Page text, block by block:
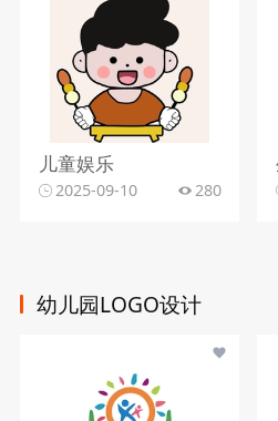
儿童娱乐
2025-09-10 280
幼儿园LOGO设计